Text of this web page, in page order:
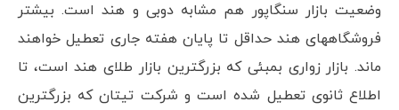
وضعیت بازار سنگاپور هم مشابه دوبی و هند است. بیشتر
فروشگاههای هند حداقل تا پایان هفته جاری تعطیل خواهند
ماند. بازار زواری بمبئی که بزرگترین بازار طلای هند است، تا
اطلاع ثانوی تعطیل شده است و شرکت تیتان که بزرگترین